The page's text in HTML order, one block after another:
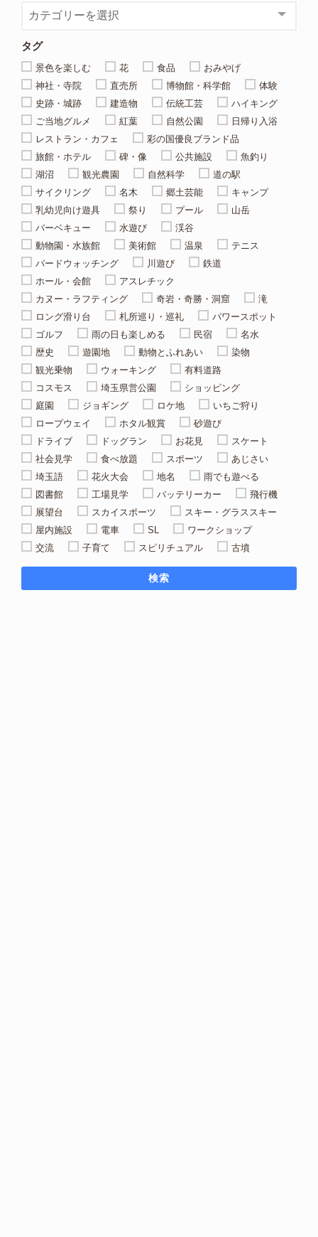
タグ
景色を楽しむ 花 食品
おみやげ
神社・寺院
直売所 博物館・科学館
体験
史跡・城跡
建造物 伝統工芸
ハイキング
ご当地グルメ
紅葉 自然公園
日帰り入浴
レストラン・カフェ
彩の国優良ブランド品
旅館・ホテル
碑・像 公共施設
魚釣り
湖沼
観光農園 自然科学
道の駅
サイクリング
名木 郷土芸能
キャンプ
乳幼児向け遊具
祭り プール
山岳
バーベキュー
水遊び
渓谷
動物園・水族館
美術館 温泉
テニス
バードウォッチング
川遊び
鉄道
ホール・会館
アスレチック
カヌー・ラフティング
奇岩・奇勝・洞窟
滝
ロング滑り台
札所巡り・巡礼
パワースポット
ゴルフ
雨の日も楽しめる 民宿
名水
歴史
遊園地 動物とふれあい
染物
観光乗物
ウォーキング
有料道路
コスモス
埼玉県営公園
ショッピング
庭園
ジョギング ロケ地
いちご狩り
ロープウェイ
ホタル観賞
砂遊び
ドライブ
ドッグラン お花見
スケート
社会見学
食べ放題 スポーツ
あじさい
埼玉語
花火大会 地名
雨でも遊べる
図書館
工場見学 バッテリーカー
飛行機
展望台
スカイスポーツ
スキー・グラススキー
屋内施設
電車 SL
ワークショップ
交流
子育て スピリチュアル 古墳
検索